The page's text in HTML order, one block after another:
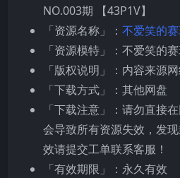
NO.003期 【43P1V】
「资源名称」： 不爱笑的
「资源模特」：不爱笑的
「版权说明」：内容来源
「下载方式」：其他网盘
「下载注意」：请勿直接
会导致所有资源失效，发
效请提交工单联系客服！
「有效期限」：永久有效